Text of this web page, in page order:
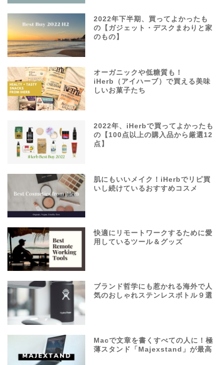
2022年下半期、買ってよかったも
の【ガジェット・デスクまわりと家
のもの】
オーガニックや低糖質も！
iHerb（アイハーブ）で買える美味
しいお菓子たち
2022年、iHerbで買ってよかったも
の【100点以上の購入品から厳選12
点】
肌にもいいメイク！iHerbでリピ買
いし続けているおすすめコスメ
快適にリモートワークするために愛
用しているツール＆グッズ
ブランド哲学にも惹かれる海外で人
気のおしゃれステンレスボトル９選
Macで文章を書くすべての人に！極
薄スタンド「Majexstand」が最高